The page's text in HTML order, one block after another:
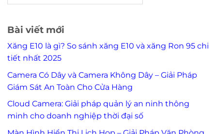
Bài viết mới
Xăng E10 là gì? So sánh xăng E10 và xăng Ron 95 chi
tiết nhất 2025
Camera Có Dây và Camera Không Dây – Giải Pháp
Giám Sát An Toàn Cho Cửa Hàng
Cloud Camera: Giải pháp quản lý an ninh thông
minh cho doanh nghiệp thời đại số